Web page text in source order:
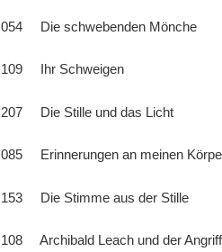
054 Die schwebenden Mönche
109 Ihr Schweigen
207 Die Stille und das Licht
085 Erinnerungen an meinen
153 Die Stimme aus der Stille
108 Archibald Leach und der